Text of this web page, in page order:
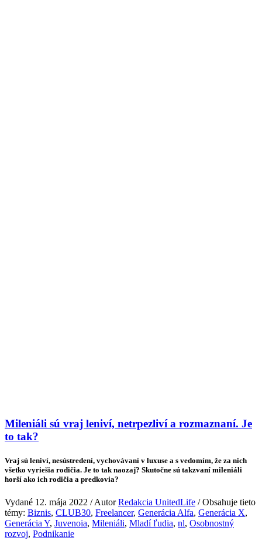
Mileniáli sú vraj leniví, netrpezliví a rozmaznaní. Je
to tak?
Vraj sú leniví, nesústredení, vychovávaní v luxuse a s vedomím, že za nich
všetko vyriešia rodičia. Je to tak naozaj? Skutočne sú takzvaní mileniáli
horší ako ich rodičia a predkovia?
Vydané 12. mája 2022 / AutorRedakcia UnitedLife / Obsahuje tieto
témy: Biznis, CLUB30, Freelancer, Generácia Alfa, Generácia X,
Generácia Y, Juvenoia, Mileniáli, Mladí ľudia, nl, Osobnostný
rozvoj, Podnikanie